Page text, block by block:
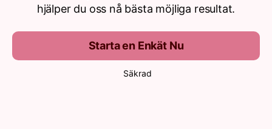
hjälper du oss nå bästa möjliga resultat.
Starta en Enkät Nu
Säkrad